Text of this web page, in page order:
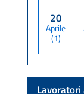
20
Aprile
(1)